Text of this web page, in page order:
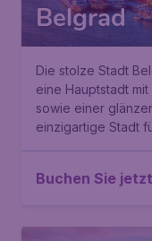
Belgrad
Die stolze Stadt
eine Hauptstadt
sowie einer
einzigartige Stadt
Buchen Sie jetzt